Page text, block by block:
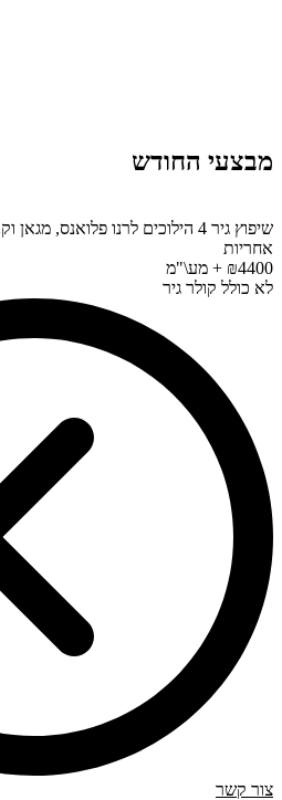
מבצעי החודש
אחריות
₪4400 + מע\"מ
לא כולל קולר גיר
צור קשר